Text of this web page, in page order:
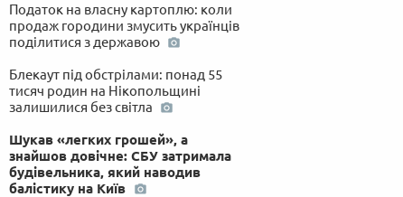
Податок на власну картоплю: коли
продаж городини змусить українців
поділитися з державою
Блекаут під обстрілами: понад 55
тисяч родин на Нікопольщині
залишилися без світла
Шукав «легких грошей», а
знайшов довічне: СБУ затримала
будівельника, який наводив
балістику на Київ